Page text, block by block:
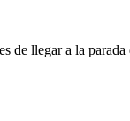
de llegar a la